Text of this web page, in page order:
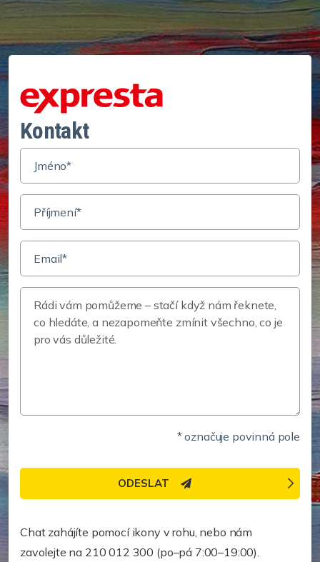
Kontakt
* označuje povinná pole
Chat zahájíte pomocí ikony v rohu, nebo nám
zavolejte na 210 012 300 (po–pá 7:00–19:00).
ODESLAT